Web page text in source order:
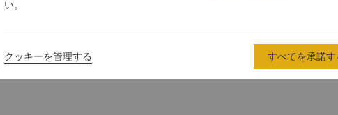
い。
クッキーを管理する すべてを承諾す